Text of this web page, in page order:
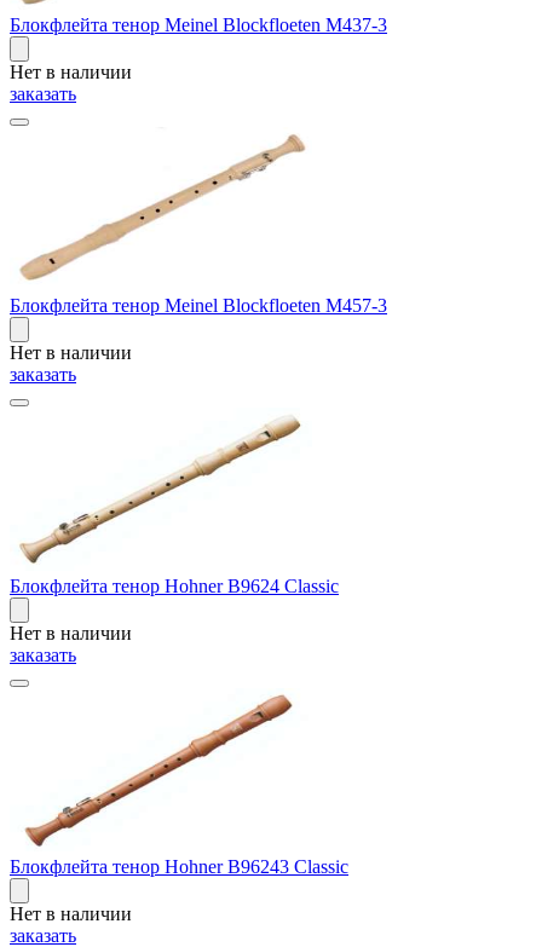
Блокфлейта тенор Meinel Blockfloeten M437-3
Нет в наличии
заказать
Блокфлейта тенор Meinel Blockfloeten M457-3
Нет в наличии
заказать
Блокфлейта тенор Hohner B9624 Classic
Нет в наличии
заказать
Блокфлейта тенор Hohner B96243 Classic
Нет в наличии
заказать